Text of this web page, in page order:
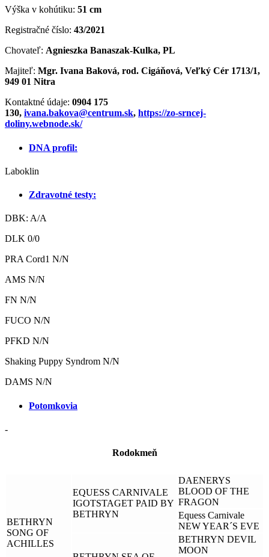
Výška v kohútiku: 51 cm
Registračné číslo: 43/2021
Chovateľ: Agnieszka Banaszak-Kulka, PL
Majiteľ: Mgr. Ivana Baková, rod. Cigáňová, Veľký Cér 1713/1,
949 01 Nitra
Kontaktné údaje: 0904 175
130, ivana.bakova@centrum.sk, https://zo-srncej-
doliny.webnode.sk/
DNA profil:
Laboklin
Zdravotné testy:
DBK: A/A
DLK 0/0
PRA Cord1 N/N
AMS N/N
FN N/N
FUCO N/N
PFKD N/N
Shaking Puppy Syndrom N/N
DAMS N/N
Potomkovia
-
Rodokmeň
BETHRYN
SONG OF
ACHILLES
EQUESS CARNIVALE
IGOTSTAGET PAID BY
BETHRYN
DAENERYS
BLOOD OF THE
FRAGON
Equess Carnivale
NEW YEAR´S EVE
BETHRYN DEVIL
MOON